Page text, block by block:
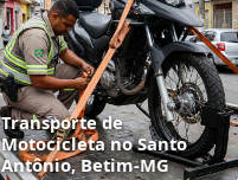
Transporte de
Motocicleta no Santo
Antônio, Betim‑MG